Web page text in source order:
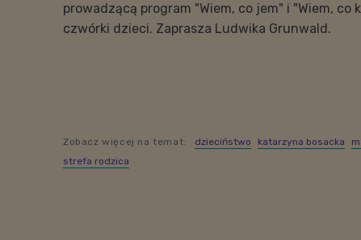
prowadzącą program "Wiem, co jem" i "Wiem, co
czwórki dzieci. Zaprasza Ludwika Grunwald.
Zobacz więcej na temat: dzieciństwo katarzyna bosacka
strefa rodzica